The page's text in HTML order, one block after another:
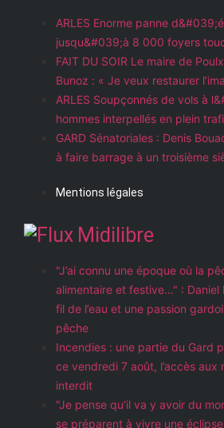
ARLES Enorme panne
jusqu&#039;à 8 000 foyers
FAIT DU SOIR Le maire de
Bunoz : « Je veux restaurer
ARLES Soupçonnés de vols à
hommes interpellés en plein
GARD Sénatoriales : Denis
à faire barrage à un troisième
Mentions légales
Midilibre
"J’ai connu une époque où la
alimentaire et festive…" : Daniel
fil de l’eau et une passion
pêche
Incendies : une partie du Gard
ce vendredi 7 août, l’accès aux
interdit
"Je pense qu’il va y avoir du
se préparent à vivre une